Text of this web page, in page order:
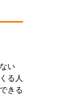
い
る人
きる